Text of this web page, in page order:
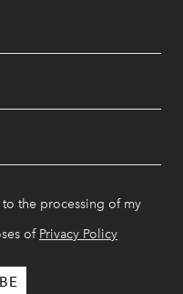
the processing of my
of Privacy Policy